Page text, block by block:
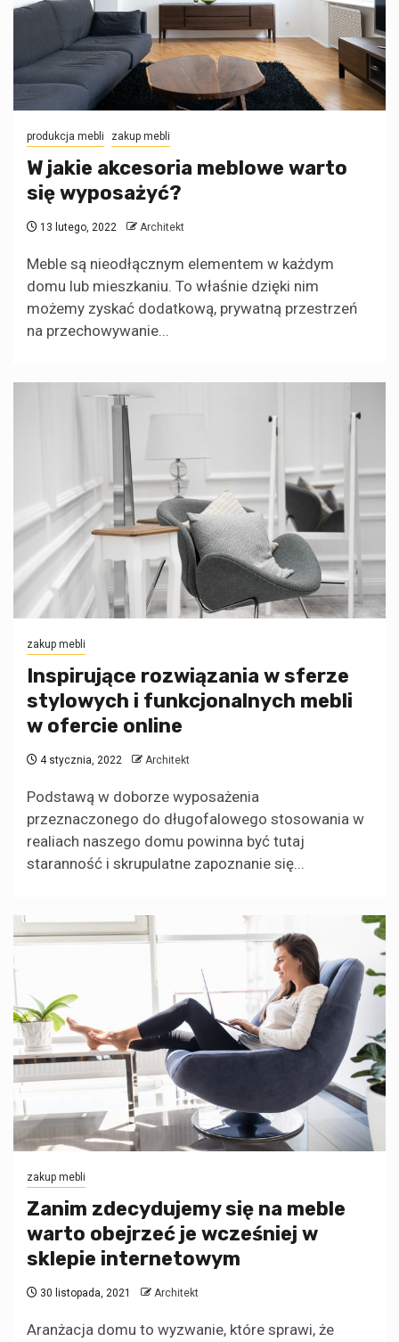
produkcja mebli zakup mebli
W jakie akcesoria meblowe warto
się wyposażyć?
13 lutego, 2022 Architekt
Meble są nieodłącznym elementem w każdym
domu lub mieszkaniu. To właśnie dzięki nim
możemy zyskać dodatkową, prywatną przestrzeń
na przechowywanie...
zakup mebli
Inspirujące rozwiązania w sferze
stylowych i funkcjonalnych mebli
w ofercie online
4 stycznia, 2022 Architekt
Podstawą w doborze wyposażenia
przeznaczonego do długofalowego stosowania w
realiach naszego domu powinna być tutaj
staranność i skrupulatne zapoznanie się...
zakup mebli
Zanim zdecydujemy się na meble
warto obejrzeć je wcześniej w
sklepie internetowym
30 listopada, 2021 Architekt
Aranżacja domu to wyzwanie, które sprawi, że